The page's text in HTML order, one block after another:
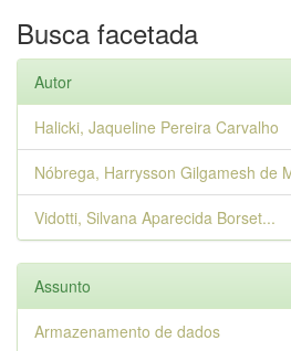
Busca facetada
Autor
Halicki, Jaqueline Pereira Carvalho
Nóbrega, Harrysson Gilgamesh de
Vidotti, Silvana Aparecida Borset...
Assunto
Armazenamento de dados